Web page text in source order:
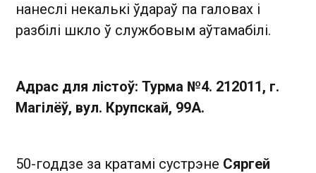
нанеслі некалькі ўдараў па галовах і
разбілі шкло ў службовым аўтамабілі.
Адрас для лістоў: Турма №4. 212011, г.
Магілёў, вул. Крупскай, 99А.
50-годдзе за кратамі сустрэне Сяргей